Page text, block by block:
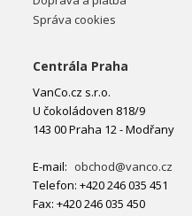
Správa cookies
Centrála Praha
VanCo.cz s.r.o.
U čokoládoven 818/9
143 00 Praha 12 - Modřany
E-mail: obchod@vanco.cz
Telefon: +420 246 035 451
Fax: +420 246 035 450